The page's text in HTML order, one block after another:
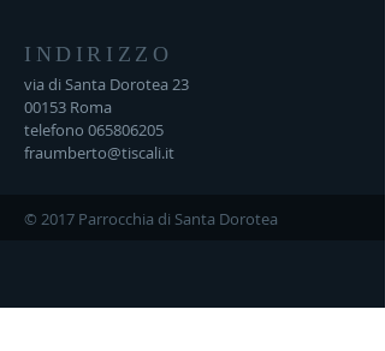
INDIRIZZO
via di Santa Dorotea 23
00153 Roma
telefono 065806205
fraumberto@tiscali.it
© 2017 Parrocchia di Santa Dorotea